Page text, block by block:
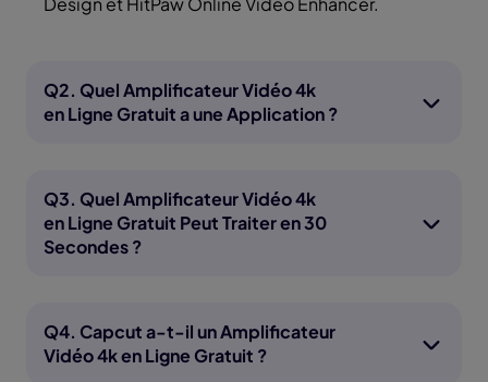
Q2. Quel Amplificateur Vidéo 4k
en Ligne Gratuit a une Application ?
Q3. Quel Amplificateur Vidéo 4k
en Ligne Gratuit Peut Traiter en 30
Secondes ?
Q4. Capcut a-t-il un Amplificateur
Vidéo 4k en Ligne Gratuit ?